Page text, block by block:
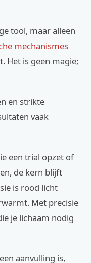
tool, maar alleen
mechanismes
Het is geen magie;
en strikte
vaak
een trial opzet of
de kern blijft
is rood licht
Met precisie
je lichaam nodig
aanvulling is,